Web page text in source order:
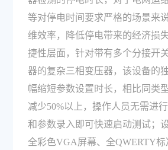
等对停电时间要求严格的场景来
维效率，降低停电带来的经济损
捷性层面，针对带有多个分接开
器的复杂三相变压器，该设备的
幅缩短参数设置时长，相比同类
减少50%以上，操作人员无需进
和参数录入即可快速启动测试；
全彩色VGA屏幕、全QWERTY